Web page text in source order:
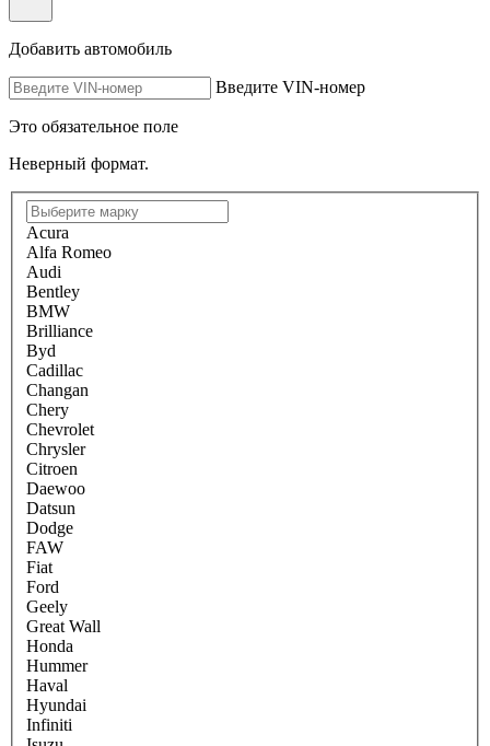
Добавить автомобиль
Введите VIN-номер
Это обязательное поле
Неверный формат.
Acura
Alfa Romeo
Audi
Bentley
BMW
Brilliance
Byd
Cadillac
Changan
Chery
Chevrolet
Chrysler
Citroen
Daewoo
Datsun
Dodge
FAW
Fiat
Ford
Geely
Great Wall
Honda
Hummer
Haval
Hyundai
Infiniti